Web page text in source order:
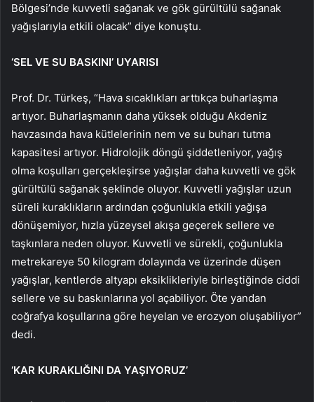
Bölgesi’nde kuvvetli sağanak ve gök gürültülü sağanak
yağışlarıyla etkili olacak” diye konuştu.
‘SEL VE SU BASKINI’ UYARISI
Prof. Dr. Türkeş, “Hava sıcaklıkları arttıkça buharlaşma
artıyor. Buharlaşmanın daha yüksek olduğu Akdeniz
havzasında hava kütlelerinin nem ve su buharı tutma
kapasitesi artıyor. Hidrolojik döngü şiddetleniyor, yağış
olma koşulları gerçekleşirse yağışlar daha kuvvetli ve gök
gürültülü sağanak şeklinde oluyor. Kuvvetli yağışlar uzun
süreli kuraklıkların ardından çoğunlukla etkili yağışa
dönüşemiyor, hızla yüzeysel akışa geçerek sellere ve
taşkınlara neden oluyor. Kuvvetli ve sürekli, çoğunlukla
metrekareye 50 kilogram dolayında ve üzerinde düşen
yağışlar, kentlerde altyapı eksiklikleriyle birleştiğinde ciddi
sellere ve su baskınlarına yol açabiliyor. Öte yandan
coğrafya koşullarına göre heyelan ve erozyon oluşabiliyor”
dedi.
‘KAR KURAKLIĞINI DA YAŞIYORUZ’